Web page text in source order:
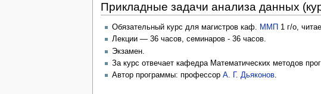
Прикладные задачи анализа данных
Обязательный курс для магистров каф. ММП
1 г/о,
Лекции — 36 часов, семинаров - 36 часов.
Экзамен.
За курс отвечает кафедра Математических методов
Автор программы: профессор А. Г. Дьяконов.